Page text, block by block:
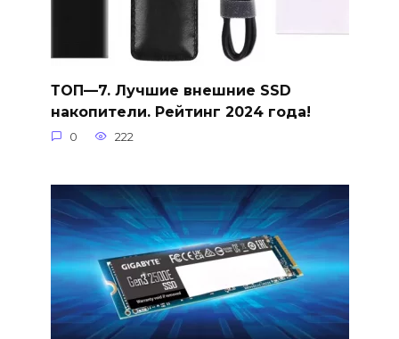
ТОП—7. Лучшие внешние SSD
накопители. Рейтинг 2024 года!
0 222